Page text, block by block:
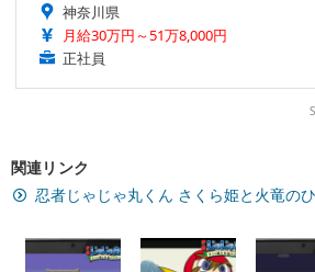
神奈川県
月給30万円～51万8,000円
正社員
関連リンク
忍者じゃじゃ丸くん さくら姫と火竜の